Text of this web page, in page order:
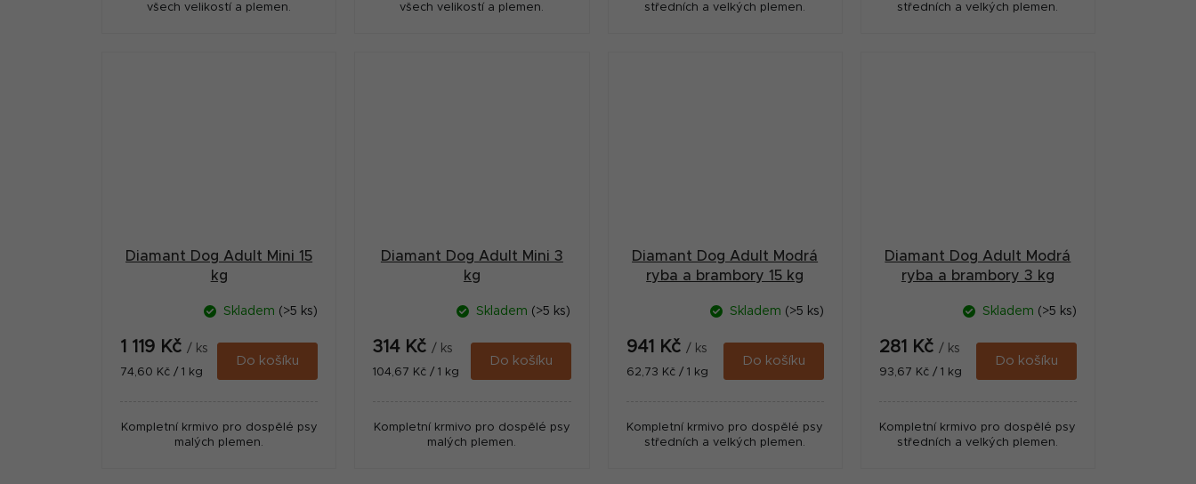
všech velikostí a plemen.
všech velikostí a plemen.
středních a velkých plemen.
středních a velkých plemen.
Diamant Dog Adult Mini 15
kg
Skladem (>5 ks)
1 119 Kč / ks
Měrná
74,60 Kč / 1 kg
Do košíku
Kompletní krmivo pro dospělé psy
malých plemen.
Diamant Dog Adult Mini 3
kg
Skladem (>5 ks)
314 Kč / ks
Měrná
104,67 Kč / 1 kg
Do košíku
Kompletní krmivo pro dospělé psy
malých plemen.
Diamant Dog Adult Modrá
ryba a brambory 15 kg
Skladem (>5 ks)
941 Kč / ks
Měrná
62,73 Kč / 1 kg
Do košíku
Kompletní krmivo pro dospělé psy
středních a velkých plemen.
Diamant Dog Adult Modrá
ryba a brambory 3 kg
Skladem (>5 ks)
281 Kč / ks
Měrná
93,67 Kč / 1 kg
Do košíku
Kompletní krmivo pro dospělé psy
středních a velkých plemen.